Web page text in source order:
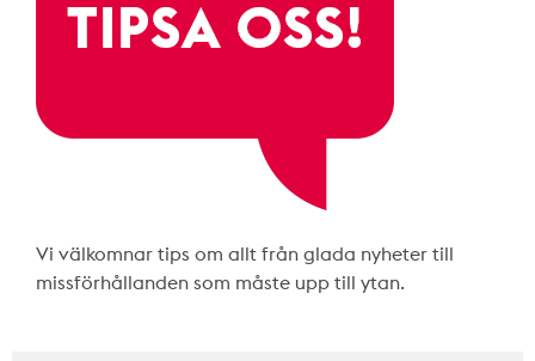
Vi välkomnar tips om allt från glada nyheter till
missförhållanden som måste upp till ytan.